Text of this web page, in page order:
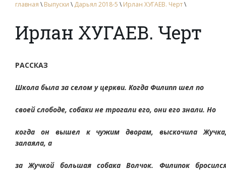
главная \ Выпуски \ Дарьял 2018-5 \ Ирлан ХУГАЕВ. Черт\
Ирлан ХУГАЕВ. Черт
РАССКАЗ
Школа была за селом у церкви. Когда Филипп шел по
своей слободе, собаки не трогали его, они его знали. Но
когда он вышел к чужим дворам, выскочила
залаяла, а
за Жучкой большая собака Волчок. Филипок